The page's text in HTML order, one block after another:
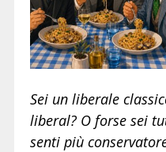
Sei un liberale
liberal? O forse sei
senti più